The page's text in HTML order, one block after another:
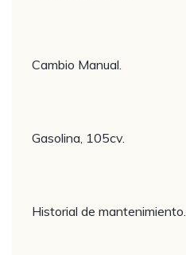
Cambio Manual.
Gasolina, 105cv.
Historial de mantenimiento.